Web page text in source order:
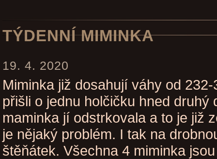
TÝDENNÍ MIMINKA
19. 4. 2020
Miminka již dosahují váhy od
přišli o jednu holčičku hned druhý
maminka jí odstrkovala a to je již
je nějaký problém. I tak na
štěňátek. Všechna 4 miminka